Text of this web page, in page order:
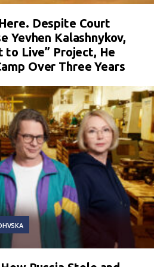
Despite Court
Yevhen Kalashnykov,
to Live” Project, He
Over Three Years